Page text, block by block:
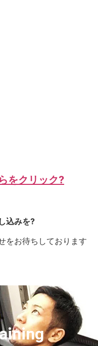
をクリック?
込みを?
をお待ちしております